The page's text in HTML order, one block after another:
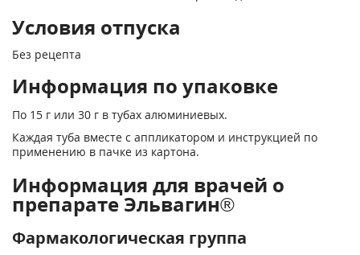
Условия отпуска
Без рецепта
Информация по упаковке
По 15 г или 30 г в тубах алюминиевых.
Каждая туба вместе с ап­пликатором и инструкцией по
применению в пачке из картона.
Информация для врачей о
препарате Эльвагин®
Фармакологическая группа